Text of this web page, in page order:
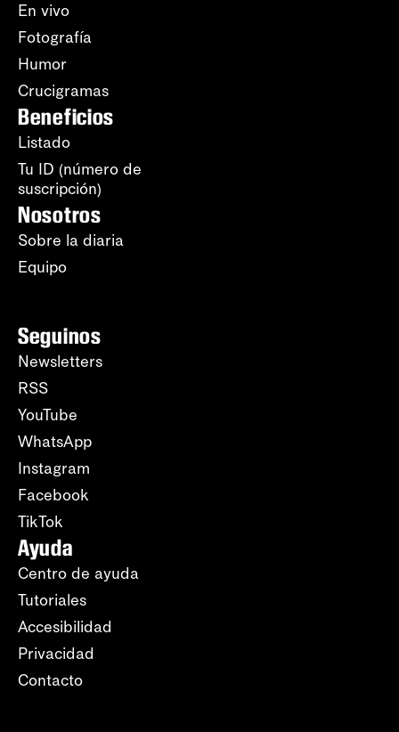
En vivo
Fotografía
Humor
Crucigramas
Beneficios
Listado
Tu ID (número de
suscripción)
Nosotros
Sobre la diaria
Equipo
Seguinos
Newsletters
RSS
YouTube
WhatsApp
Instagram
Facebook
TikTok
Ayuda
Centro de ayuda
Tutoriales
Accesibilidad
Privacidad
Contacto